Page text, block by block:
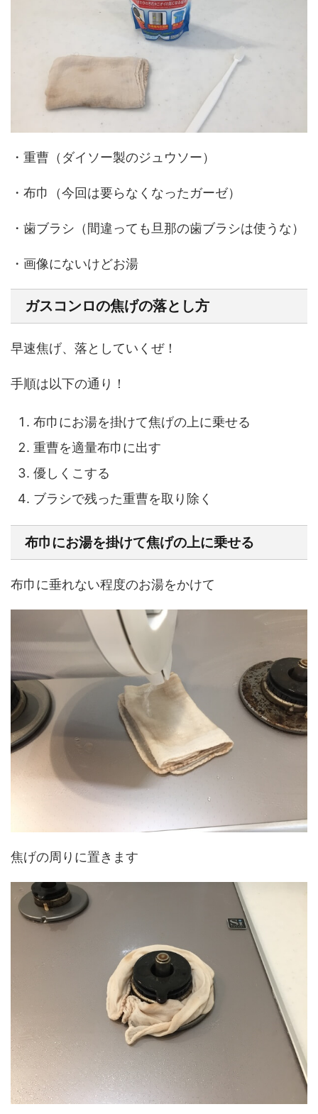
・ 重曹 （ダイソー製のジュウソー）
・ 布巾 （今回は要らなくなったガーゼ）
・ 歯ブラシ （間違っても旦那の歯ブラシは使うな）
・画像にないけどお湯
ガスコンロの焦げの落とし方
早速焦げ、落としていくぜ！
手順は以下の通り！
布巾にお湯を掛けて焦げの上に乗せる
重曹を適量布巾に出す
優しくこする
ブラシで残った重曹を取り除く
布巾にお湯を掛けて焦げの上に乗せる
布巾に垂れない程度のお湯をかけて
焦げの周りに置きます